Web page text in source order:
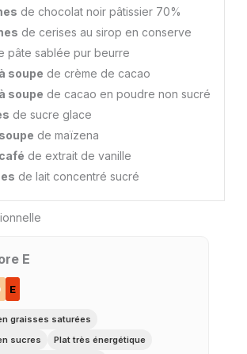
de chocolat noir pâtissier 70%
de cerises au sirop en conserve
pâte sablée pur beurre
soupe de crème de cacao
soupe de cacao en poudre non sucré
de sucre glace
de maïzena
de extrait de vanille
de lait concentré sucré
E
E
graisses saturées
sucres
Plat très énergétique